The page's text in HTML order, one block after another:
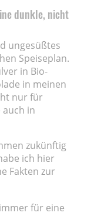
dunkle, nicht
ungesüßtes
Speiseplan.
in Bio-
in meinen
nur für
in
zukünftig
ich hier
Fakten zur
für eine